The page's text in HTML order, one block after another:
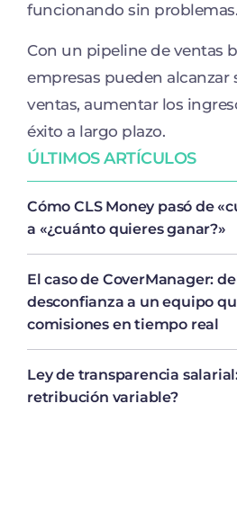
ÚLTIMOS ARTÍCULOS
Cómo CLS Money pasó de
a «¿cuánto quieres ganar?»
El caso de CoverManager:
desconfianza a un equipo
comisiones en tiempo real
Ley de transparencia
retribución variable?
funcionando sin problemas.
Con un pipeline de ventas
empresas pueden alcanzar
ventas, aumentar los
éxito a largo plazo.